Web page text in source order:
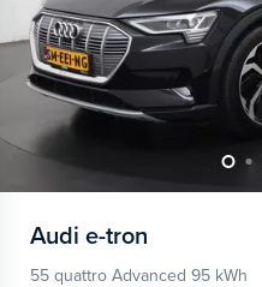
Audi e-tron
55 quattro Advanced 95 kWh